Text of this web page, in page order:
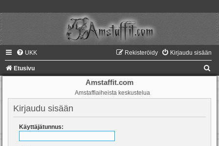
UKK Kirjaudu sisään
Rekisteröidy
Etusivu
Amstaffit.com
Amstaffiaiheista keskustelua
Kirjaudu sisään
Käyttäjätunnus: